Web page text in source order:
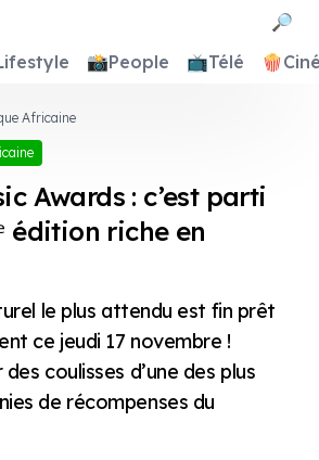
🔎
📸People 📺Télé 🍿
Africaine
Awards : c’est parti
édition riche en
le plus attendu est fin prêt
ce jeudi 17 novembre !
coulisses d’une des plus
de récompenses du